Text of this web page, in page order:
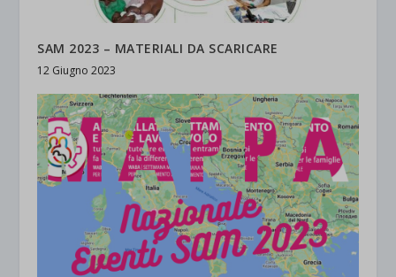
SAM 2023 – MATERIALI DA SCARICARE
12 Giugno 2023